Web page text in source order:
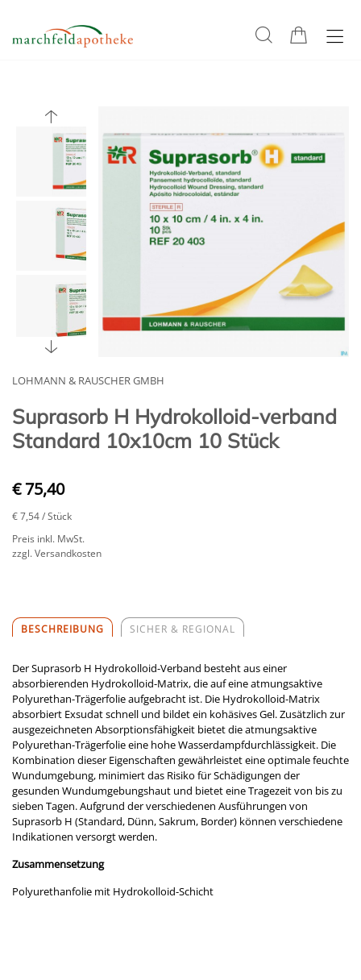
LOHMANN & RAUSCHER GMBH
Suprasorb H Hydrokolloid-verband
Standard 10x10cm 10 Stück
€ 75,40
€ 7,54/ Stück
Preis inkl. MwSt.
zzgl. Versandkosten
BESCHREIBUNG SICHER & REGIONAL
Der Suprasorb H Hydrokolloid-Verband besteht aus einer
absorbierenden Hydrokolloid-Matrix, die auf eine atmungsaktive
Polyurethan-Trägerfolie aufgebracht ist. Die Hydrokolloid-Matrix
absorbiert Exsudat schnell und bildet ein kohäsives Gel. Zusätzlich zur
ausgezeichneten Absorptionsfähigkeit bietet die atmungsaktive
Polyurethan-Trägerfolie eine hohe Wasserdampfdurchlässigkeit. Die
Kombination dieser Eigenschaften gewährleistet eine optimale feuchte
Wundumgebung, minimiert das Risiko für Schädigungen der
gesunden Wundumgebungshaut und bietet eine Tragezeit von bis zu
sieben Tagen. Aufgrund der verschiedenen Ausführungen von
Suprasorb H (Standard, Dünn, Sakrum, Border) können verschiedene
Indikationen versorgt werden.
Zusammensetzung
Polyurethanfolie mit Hydrokolloid-Schicht